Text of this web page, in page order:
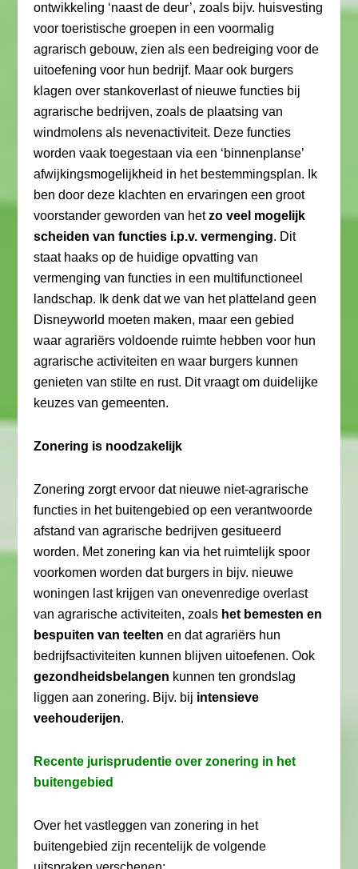
ontwikkeling ‘naast de deur’, zoals bijv. huisvesting
voor toeristische groepen in een voormalig
agrarisch gebouw, zien als een bedreiging voor de
uitoefening voor hun bedrijf. Maar ook burgers
klagen over stankoverlast of nieuwe functies bij
agrarische bedrijven, zoals de plaatsing van
windmolens als nevenactiviteit. Deze functies
worden vaak toegestaan via een ‘binnenplanse’
afwijkingsmogelijkheid in het bestemmingsplan. Ik
ben door deze klachten en ervaringen een groot
voorstander geworden van hetzo veel mogelijk
scheiden van functies i.p.v. vermenging. Dit
staat haaks op de huidige opvatting van
vermenging van functies in een multifunctioneel
landschap. Ik denk dat we van het platteland geen
Disneyworld moeten maken, maar een gebied
waar agrariërs voldoende ruimte hebben voor hun
agrarische activiteiten en waar burgers kunnen
genieten van stilte en rust. Dit vraagt om duidelijke
keuzes van gemeenten.
Zonering is noodzakelijk
Zonering zorgt ervoor dat nieuwe niet-agrarische
functies in het buitengebied op een verantwoorde
afstand van agrarische bedrijven gesitueerd
worden. Met zonering kan via het ruimtelijk spoor
voorkomen worden dat burgers in bijv. nieuwe
woningen last krijgen van onevenredige overlast
van agrarische activiteiten, zoals het bemesten en
bespuiten van teelten en dat agrariërs hun
bedrijfsactiviteiten kunnen blijven uitoefenen. Ook
gezondheidsbelangen kunnen ten grondslag
liggen aan zonering. Bijv. bij intensieve
veehouderijen.
Recente jurisprudentie over zonering in het
buitengebied
Over het vastleggen van zonering in het
buitengebied zijn recentelijk de volgende